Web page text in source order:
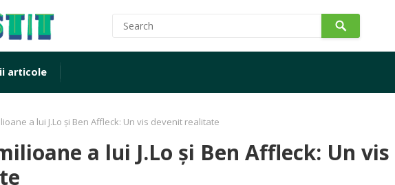
articole
a lui J.Lo și Ben Affleck: Un vis devenit realitate
a lui J.Lo și Ben Affleck: Un vis